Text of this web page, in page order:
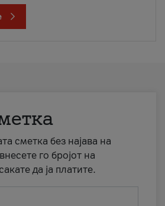
сметка без најава на
го бројот на
да ја платите.